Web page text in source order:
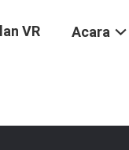
VR Acara